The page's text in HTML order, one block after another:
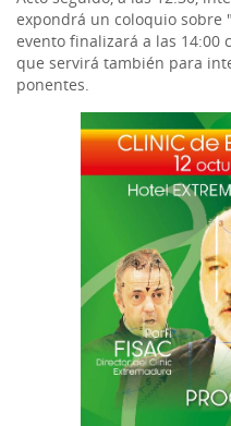
expondrá un coloquio sobre
evento finalizará a las 14:00
que servirá también para
ponentes.